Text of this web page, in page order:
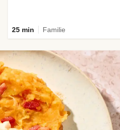
25 min Familie